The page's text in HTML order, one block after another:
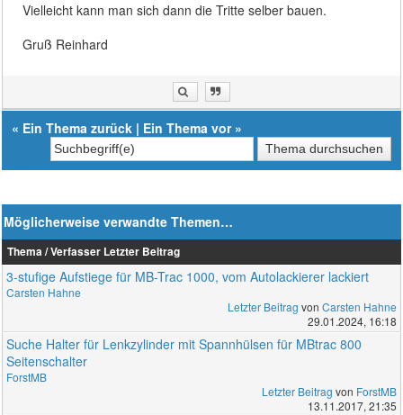
Vielleicht kann man sich dann die Tritte selber bauen.
Gruß Reinhard
« Ein Thema zurück | Ein Thema vor»
Möglicherweise verwandte Themen…
Thema / Verfasser Letzter Beitrag
3-stufige Aufstiege für MB-Trac 1000, vom Autolackierer lackiert
Carsten Hahne
Letzter Beitrag von Carsten Hahne
29.01.2024, 16:18
Suche Halter für Lenkzylinder mit Spannhülsen für MBtrac 800
Seitenschalter
ForstMB
Letzter Beitrag von ForstMB
13.11.2017, 21:35